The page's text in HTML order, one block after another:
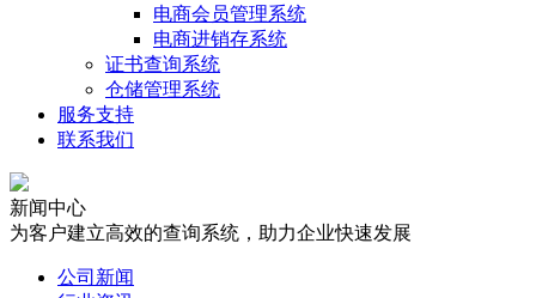
电商会员管理系统
电商进销存系统
证书查询系统
仓储管理系统
服务支持
联系我们
新闻中心
为客户建立高效的查询系统，助力企业快速发展
公司新闻